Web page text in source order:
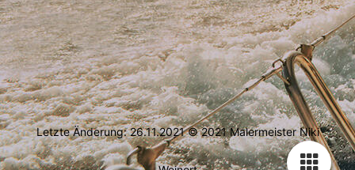
Letzte Änderung: 26.11.2021 © 2021 Malermeister Niki